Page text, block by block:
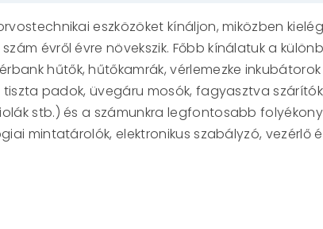
eszközöket kínáljon, miközben
évről évre növekszik. Főbb kínálatuk a
hűtők, hűtőkamrák, vérlemezke
padok, üvegáru mosók, fagyasztva
stb.) és a számunkra legfontosabb
mintatárolók, elektronikus szabályzó, vezérlő